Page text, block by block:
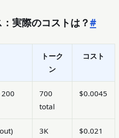
実際のコストは？#
トーク
ン
コスト
700
total
$0.0045
3K
$0.021